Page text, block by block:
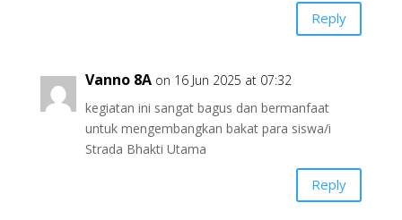
Reply
Vanno 8A on 16 Jun 2025 at 07:32
kegiatan ini sangat bagus dan bermanfaat
untuk mengembangkan bakat para siswa/i
Strada Bhakti Utama
Reply